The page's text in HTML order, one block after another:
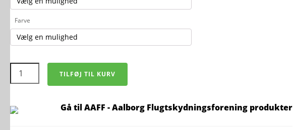
Farve
Basic
Active
T-
Børn
TILFØJ TIL KURV
Gå til AAFF - Aalborg Flugtskydningsforening produkter